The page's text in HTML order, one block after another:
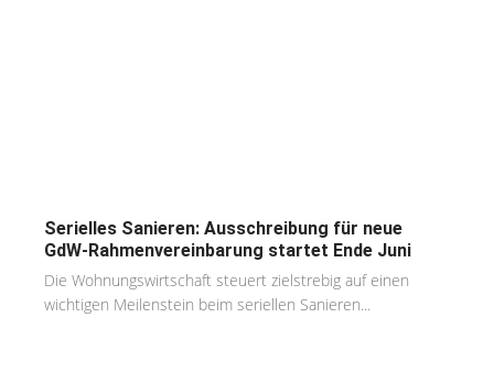
Serielles Sanieren: Ausschreibung für neue
GdW-Rahmenvereinbarung startet Ende Juni
Die Wohnungswirtschaft steuert zielstrebig auf einen
wichtigen Meilenstein beim seriellen Sanieren...